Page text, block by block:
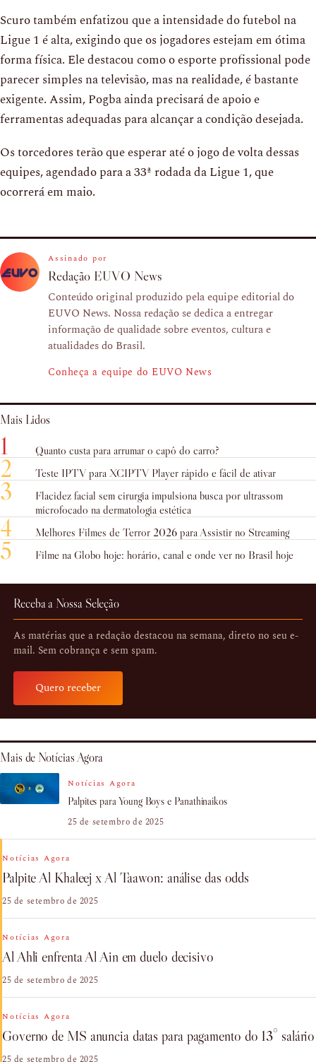
Scuro também enfatizou que a intensidade do futebol na
Ligue 1 é alta, exigindo que os jogadores estejam em ótima
forma física. Ele destacou como o esporte profissional pode
parecer simples na televisão, mas na realidade, é bastante
exigente. Assim, Pogba ainda precisará de apoio e
ferramentas adequadas para alcançar a condição desejada.
Os torcedores terão que esperar até o jogo de volta dessas
equipes, agendado para a 33ª rodada da Ligue 1, que
ocorrerá em maio.
Assinado por
Redação EUVO News
Conteúdo original produzido pela equipe editorial do
EUVO News. Nossa redação se dedica a entregar
informação de qualidade sobre eventos, cultura e
atualidades do Brasil.
Conheça a equipe do EUVO News
Mais Lidos
1 Quanto custa para arrumar o capô do carro?
2 Teste IPTV para XCIPTV Player rápido e fácil de ativar
3
Flacidez facial sem cirurgia impulsiona busca por ultrassom
microfocado na dermatologia estética
4 Melhores Filmes de Terror 2026 para Assistir no Streaming
5 Filme na Globo hoje: horário, canal e onde ver no Brasil hoje
Receba a Nossa Seleção
As matérias que a redação destacou na semana, direto no seu e-
mail. Sem cobrança e sem spam.
Quero receber
Mais de Notícias Agora
Notícias Agora
Palpites para Young Boys e Panathinaikos
25 de setembro de 2025
Notícias Agora
Palpite Al Khaleej x Al Taawon: análise das odds
25 de setembro de 2025
Notícias Agora
Al Ahli enfrenta Al Ain em duelo decisivo
25 de setembro de 2025
Notícias Agora
Governo de MS anuncia datas para pagamento do 13° salário